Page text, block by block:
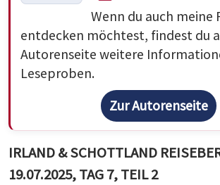
Wenn du auch meine
entdecken möchtest, findest du
Autorenseite weitere
Leseproben.
Zur Autorenseite
IRLAND & SCHOTTLAND
19.07.2025, TAG 7, TEIL 2